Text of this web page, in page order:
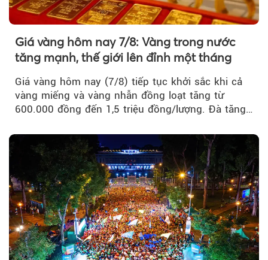
Giá vàng hôm nay 7/8: Vàng trong nước
tăng mạnh, thế giới lên đỉnh một tháng
Giá vàng hôm nay (7/8) tiếp tục khởi sắc khi cả
vàng miếng và vàng nhẫn đồng loạt tăng từ
600.000 đồng đến 1,5 triệu đồng/lượng. Đà tăng
vàng thế giới bứt phá lên mức cao nhất trong
một tháng.